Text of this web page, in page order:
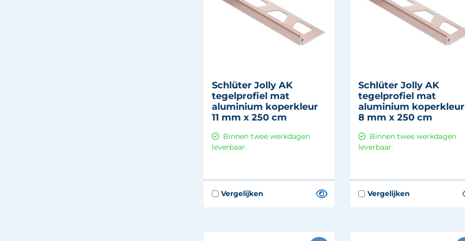
Schlüter Jolly AK
tegelprofiel mat
aluminium koperkleur
11 mm x 250 cm
Binnen twee werkdagen
leverbaar.
Schlüter Jolly AK
tegelprofiel mat
aluminium koperkleur
8 mm x 250 cm
Binnen twee werkdagen
leverbaar.